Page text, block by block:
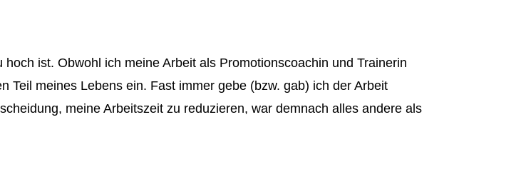
ist. Obwohl ich meine Arbeit als Promotionscoachin und Trainerin
Teil meines Lebens ein. Fast immer gebe (bzw. gab) ich der Arbeit
meine Arbeitszeit zu reduzieren, war demnach alles andere als